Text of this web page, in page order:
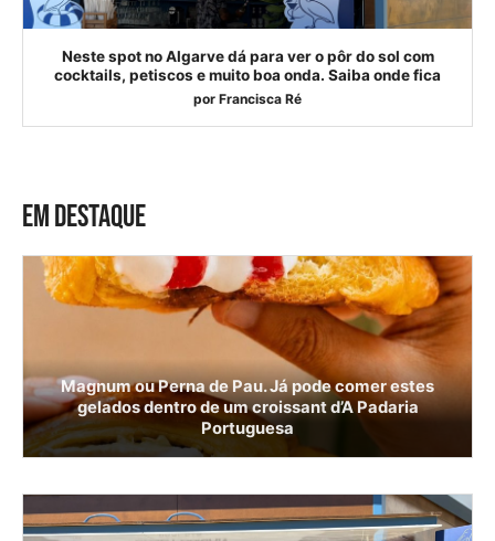
Neste spot no Algarve dá para ver o pôr do sol com
cocktails, petiscos e muito boa onda. Saiba onde fica
por Francisca Ré
EM DESTAQUE
Magnum ou Perna de Pau. Já pode comer estes
gelados dentro de um croissant d’A Padaria
Portuguesa